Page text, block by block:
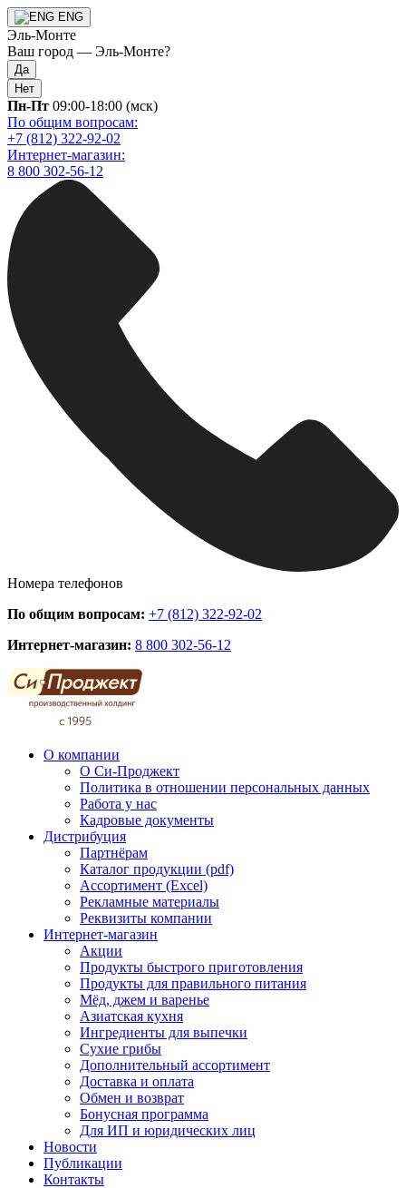
ENG
Эль-Монте
Ваш город — Эль-Монте?
Да
Нет
Пн-Пт 09:00-18:00 (мск)
По общим вопросам:
+7 (812) 322-92-02
Интернет-магазин:
8 800 302-56-12
Номера телефонов
По общим вопросам: +7 (812) 322-92-02
Интернет-магазин: 8 800 302-56-12
О компании
О Си-Проджект
Политика в отношении персональных данных
Работа у нас
Кадровые документы
Дистрибуция
Партнёрам
Каталог продукции (pdf)
Ассортимент (Excel)
Рекламные материалы
Реквизиты компании
Интернет-магазин
Акции
Продукты быстрого приготовления
Продукты для правильного питания
Мёд, джем и варенье
Азиатская кухня
Ингредиенты для выпечки
Сухие грибы
Дополнительный ассортимент
Доставка и оплата
Обмен и возврат
Бонусная программа
Для ИП и юридических лиц
Новости
Публикации
Контакты